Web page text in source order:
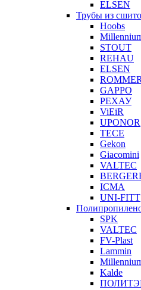
ELSEN
Трубы из
Hoobs
STOUT
REHAU
ELSEN
ROMMER
GAPPO
РЕХАУ
ViEiR
UPONOR
TECE
Gekon
Giacomini
VALTEC
ICMA
UNI-FITT
SPK
VALTEC
FV-Plast
Lammin
Kalde